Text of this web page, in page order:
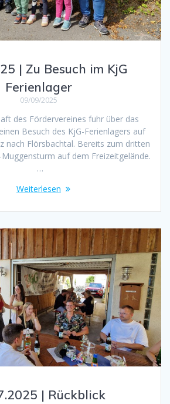
| Zu Besuch im KjG
Ferienlager
09/09/2025
des Fördervereines fuhr über das
Besuch des KjG-Ferienlagers auf
nach Flörsbachtal. Bereits zum dritten
auf dem Freizeitgelände.
…
Weiterlesen
| Rückblick